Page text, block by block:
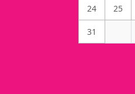
24 25
31